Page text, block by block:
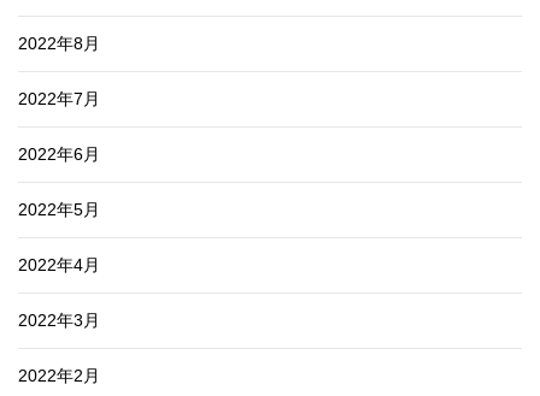
2022年8月
2022年7月
2022年6月
2022年5月
2022年4月
2022年3月
2022年2月